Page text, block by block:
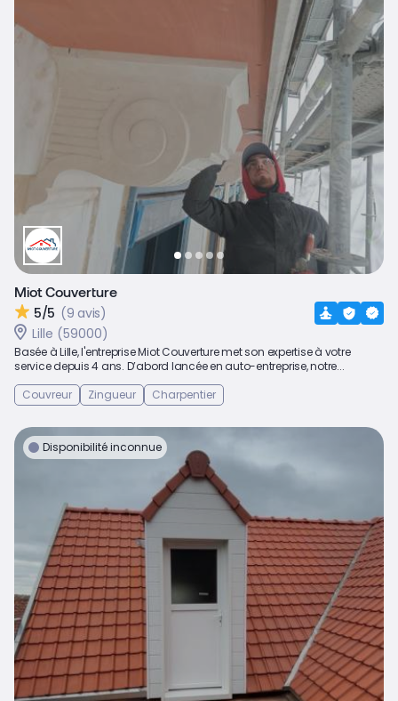
Miot Couverture
5/5 (9 avis)
Lille (59000)
Basée à Lille, l'entreprise Miot Couverture met son expertise à votre
service depuis 4 ans. D’abord lancée en auto-entreprise, notre...
Couvreur
Zingueur Charpentier
Disponibilité inconnue